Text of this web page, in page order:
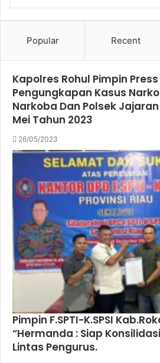
Popular Recent
Kapolres Rohul Pimpin
Pengungkapan Kasus
Narkoba Dan Polsek
Mei Tahun 2023
26/05/2023
Pimpin F.SPTI-K.SPSI
“Hermanda : Siap
Lintas Pengurus.